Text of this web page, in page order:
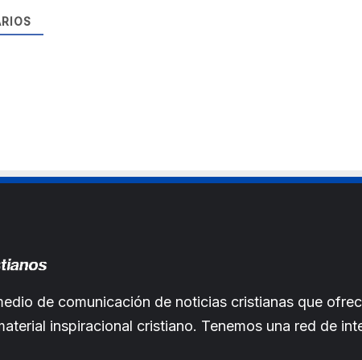
de comunicación de noticias cristianas que
inspiracional cristiano. Tenemos una red de